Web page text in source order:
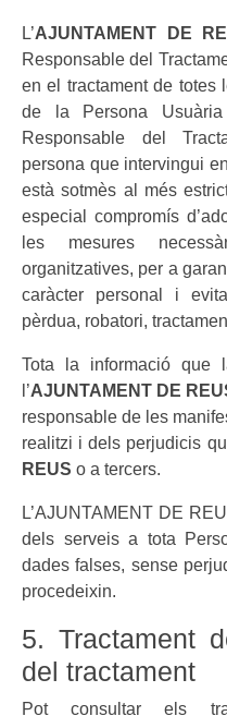
L’AJUNTAMENT DE
Responsable del
en el tractament de totes
de la Persona
Responsable del
persona que intervingui
està sotmès al més
especial compromís
les mesures
organitzatives, per a
caràcter personal i
pèrdua, robatori,
Tota la informació que
l’AJUNTAMENT DE
responsable de les
realitzi i dels perjudicis
REUS o a tercers.
L’AJUNTAMENT DE
dels serveis a tota
dades falses, sense
procedeixin.
5. Tractament
del tractament
Pot consultar els